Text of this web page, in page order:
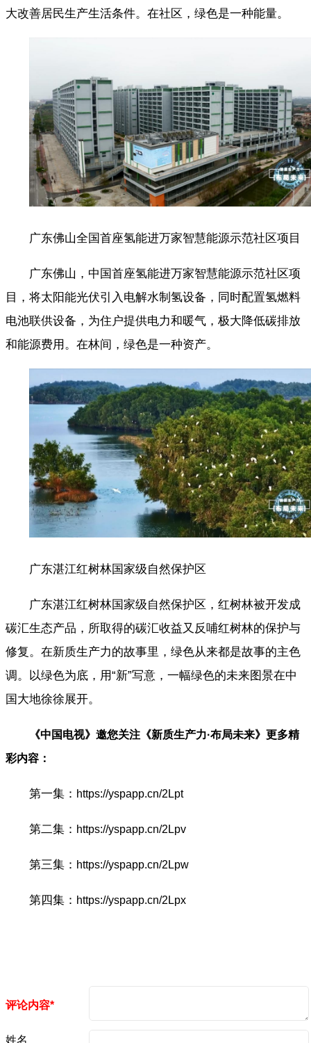
大改善居民生产生活条件。在社区，绿色是一种能量。
广东佛山全国首座氢能进万家智慧能源示范社区项目
广东佛山，中国首座氢能进万家智慧能源示范社区项
目，将太阳能光伏引入电解水制氢设备，同时配置氢燃料
电池联供设备，为住户提供电力和暖气，极大降低碳排放
和能源费用。在林间，绿色是一种资产。
广东湛江红树林国家级自然保护区
广东湛江红树林国家级自然保护区，红树林被开发成
碳汇生态产品，所取得的碳汇收益又反哺红树林的保护与
修复。在新质生产力的故事里，绿色从来都是故事的主色
调。以绿色为底，用“新”写意，一幅绿色的未来图景在中
国大地徐徐展开。
《中国电视》邀您关注《新质生产力·布局未来》更多精
彩内容：
第一集： https://yspapp.cn/2Lpt
第二集： https://yspapp.cn/2Lpv
第三集： https://yspapp.cn/2Lpw
第四集： https://yspapp.cn/2Lpx
评论内容*
姓名